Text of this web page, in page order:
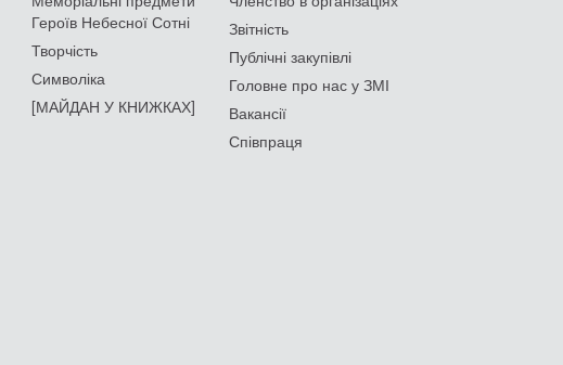
Героїв Небесної Сотні
Творчість
Символіка
[МАЙДАН У КНИЖКАХ]
Звітність
Публічні закупівлі
Головне про нас у ЗМІ
Вакансії
Співпраця